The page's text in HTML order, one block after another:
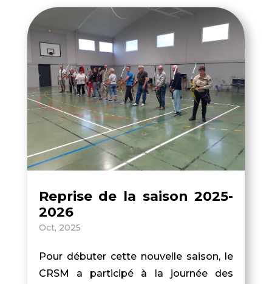
Reprise de la saison 2025-
2026
Oct, 2025
Pour débuter cette nouvelle saison, le
CRSM a participé à la journée des